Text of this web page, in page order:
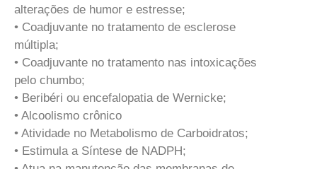
alterações de humor e estresse;
• Coadjuvante no tratamento de esclerose
múltipla;
• Coadjuvante no tratamento nas intoxicações
pelo chumbo;
• Beribéri ou encefalopatia de Wernicke;
• Alcoolismo crônico
• Atividade no Metabolismo de Carboidratos;
• Estimula a Síntese de NADPH;